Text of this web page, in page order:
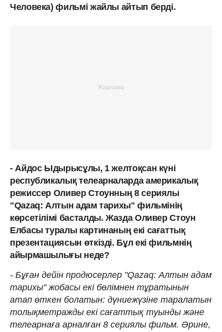
Человека) фильмі жайлы айтып берді.
- Айдос Ыдырысұлы, 1 желтоқсан күні
республикалық телеарналарда америкалық
режиссер Оливер Стоунның 8 сериялы
"Qazaq: Алтын адам тарихы" фильмінің
көрсетілімі басталды. Жазда Оливер Стоун
Елбасы туралы картинаның екі сағаттық
презентациясын өткізді. Бұл екі фильмнің
айырмашылығы неде?
- Бұған дейін продюсерлер "Qazaq: Алтын адам
тарихы" жобасы екі бөлімнен тұратынын
атап өткен болатын: дүниежүзіне таралатын
толықметражды екі сағаттық туынды және
телеарнаға арналған 8 сериялы фильм. Әрине,